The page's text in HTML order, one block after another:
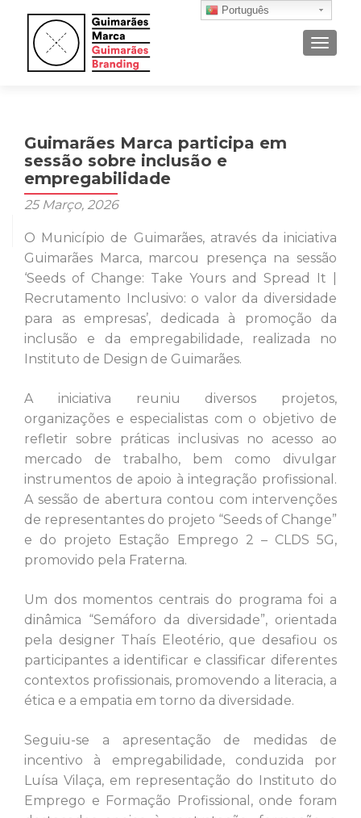
Guimarães Marca participa em
sessão sobre inclusão e
empregabilidade
25 Março, 2026
O Município de Guimarães, através da iniciativa
Guimarães Marca, marcou presença na sessão
‘Seeds of Change: Take Yours and Spread It |
Recrutamento Inclusivo: o valor da diversidade
para as empresas’, dedicada à promoção da
inclusão e da empregabilidade, realizada no
Instituto de Design de Guimarães.
A iniciativa reuniu diversos projetos,
organizações e especialistas com o objetivo de
refletir sobre práticas inclusivas no acesso ao
mercado de trabalho, bem como divulgar
instrumentos de apoio à integração profissional.
A sessão de abertura contou com intervenções
de representantes do projeto “Seeds of Change”
e do projeto Estação Emprego 2 – CLDS 5G,
promovido pela Fraterna.
Um dos momentos centrais do programa foi a
dinâmica “Semáforo da diversidade”, orientada
pela designer Thaís Eleotério, que desafiou os
participantes a identificar e classificar diferentes
contextos profissionais, promovendo a literacia, a
ética e a empatia em torno da diversidade.
Seguiu-se a apresentação de medidas de
incentivo à empregabilidade, conduzida por
Luísa Vilaça, em representação do Instituto do
Emprego e Formação Profissional, onde foram
Português